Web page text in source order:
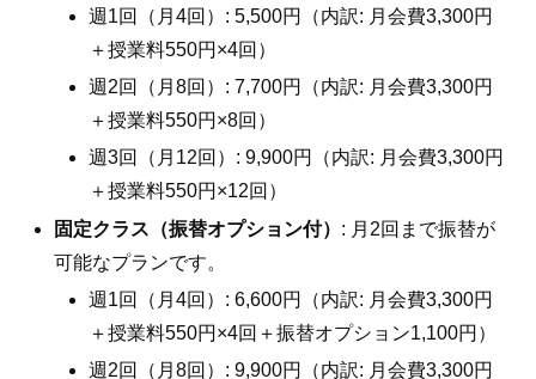
週1回（月4回）: 5,500円（内訳: 月会費3,300円
＋授業料550円×4回）
週2回（月8回）: 7,700円（内訳: 月会費3,300円
＋授業料550円×8回）
週3回（月12回）: 9,900円（内訳: 月会費3,300円
＋授業料550円×12回）
固定クラス（振替オプション付） : 月2回まで振替が
可能なプランです。
週1回（月4回）: 6,600円（内訳: 月会費3,300円
＋授業料550円×4回＋振替オプション1,100円）
週2回（月8回）: 9,900円（内訳: 月会費3,300円